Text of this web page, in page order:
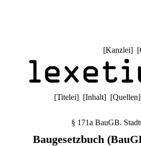
[Kanzlei] [
[Titelei] [Inhalt] [Quellen]
§ 171a BauGB.
Baugesetzbuch